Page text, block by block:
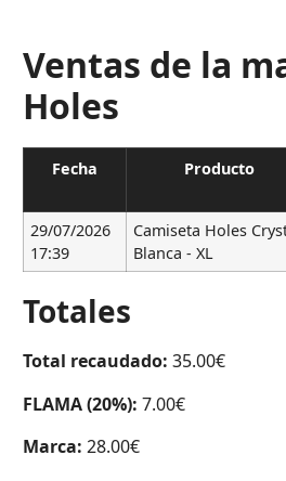
Ventas de la
Holes
Fecha Producto
29/07/2026
17:39
Camiseta Holes
Blanca - XL
Totales
Total recaudado: 35.00€
FLAMA (20%): 7.00€
Marca: 28.00€